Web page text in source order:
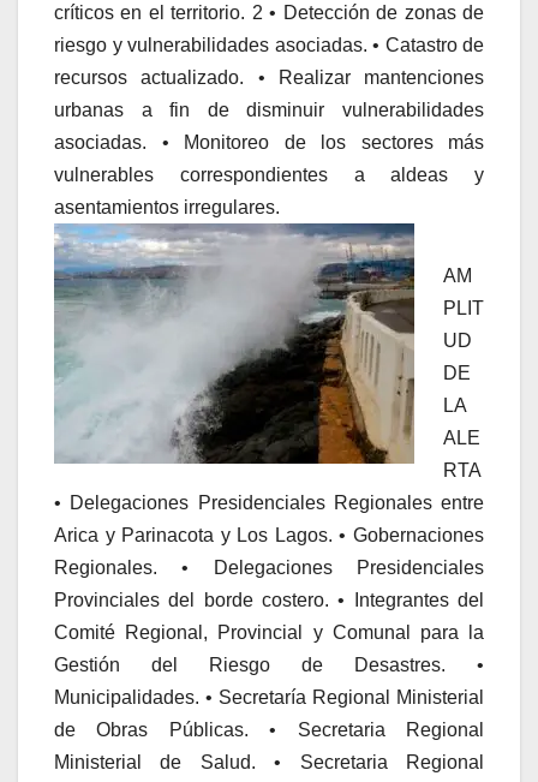
críticos en el territorio. 2 • Detección de zonas de
riesgo y vulnerabilidades asociadas. • Catastro de
recursos actualizado. • Realizar mantenciones
urbanas a fin de disminuir vulnerabilidades
asociadas. • Monitoreo de los sectores más
vulnerables correspondientes a aldeas y
asentamientos irregulares.
AM
PLIT
UD
DE
LA
ALE
RTA
• Delegaciones Presidenciales Regionales entre
Arica y Parinacota y Los Lagos. • Gobernaciones
Regionales. • Delegaciones Presidenciales
Provinciales del borde costero. • Integrantes del
Comité Regional, Provincial y Comunal para la
Gestión del Riesgo de Desastres. •
Municipalidades. • Secretaría Regional Ministerial
de Obras Públicas. • Secretaria Regional
Ministerial de Salud. • Secretaria Regional